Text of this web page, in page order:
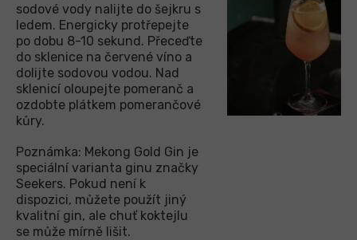
sodové vody nalijte do šejkru s
ledem. Energicky protřepejte
po dobu 8-10 sekund. Přeceďte
do sklenice na červené víno a
dolijte sodovou vodou. Nad
sklenicí oloupejte pomeranč a
ozdobte plátkem pomerančové
kůry.
Poznámka: Mekong Gold Gin je
speciální varianta ginu značky
Seekers. Pokud není k
dispozici, můžete použít jiný
kvalitní gin, ale chuť koktejlu
se může mírně lišit.